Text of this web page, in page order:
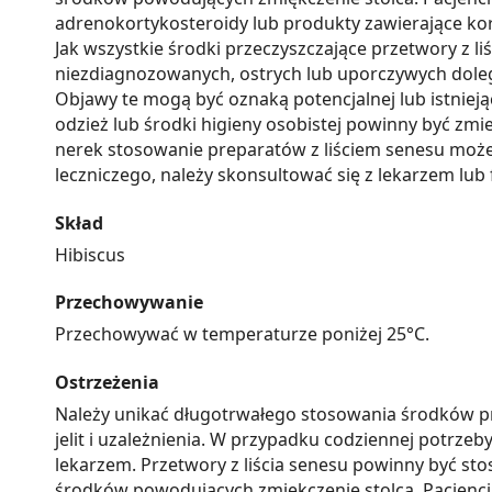
adrenokortykosteroidy lub produkty zawierające
Jak wszystkie środki przeczyszczające przetwory z
niezdiagnozowanych, ostrych lub uporczywych
Objawy te mogą być oznaką potencjalnej lub
odzież lub środki higieny osobistej powinny być
nerek stosowanie preparatów z liściem senesu
leczniczego, należy skonsultować się z lekarzem
Skład
Hibiscus
Przechowywanie
Przechowywać w temperaturze poniżej 25°C.
Ostrzeżenia
Należy unikać długotrwałego stosowania środków
jelit i uzależnienia. W przypadku codziennej
lekarzem. Przetwory z liścia senesu powinny być